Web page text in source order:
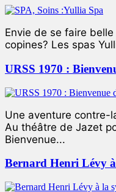
Envie de se faire
copines? Les spas
URSS 1970 :
Une aventure contre-
Au théâtre de Jazet
Bienvenue...
Bernard Henri Lévy